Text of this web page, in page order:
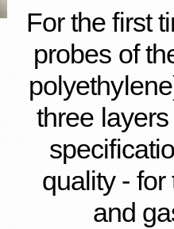
For the first
probes of
three
quality - for
and